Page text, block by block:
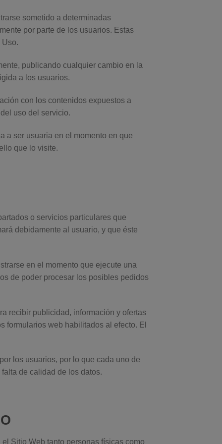
sometido a determinadas
por parte de los usuarios. Estas
Uso.
publicando cualquier cambio en la
a los usuarios.
con los contenidos expuestos a
uso del servicio.
a ser usuaria en el momento en que
que lo visite.
o servicios particulares que
debidamente al usuario, y que éste
en el momento que ejecute una
de poder procesar los posibles pedidos
recibir publicidad, información y ofertas
formularios web habilitados al efecto. El
los usuarios, por lo que cada uno de
de calidad de los datos.
Sitio Web tanto personas físicas como